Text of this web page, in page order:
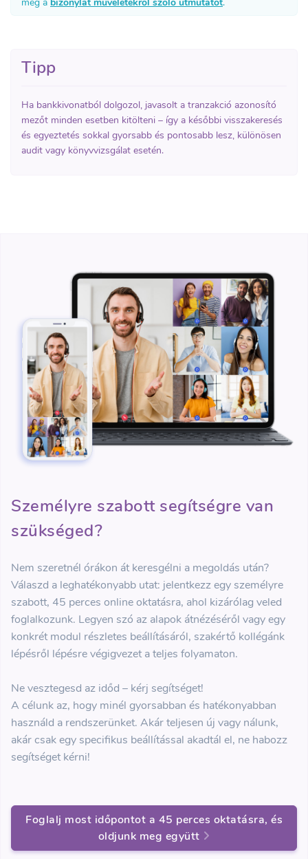
meg a bizonylat műveletekről szóló útmutatót.
Tipp
Ha bankkivonatból dolgozol, javasolt a tranzakció azonosító
mezőt minden esetben kitölteni – így a későbbi visszakeresés
és egyeztetés sokkal gyorsabb és pontosabb lesz, különösen
audit vagy könyvvizsgálat esetén.
Személyre szabott segítségre van
szükséged?
Nem szeretnél órákon át keresgélni a megoldás után?
Válaszd a leghatékonyabb utat: jelentkezz egy személyre
szabott, 45 perces online oktatásra, ahol kizárólag veled
foglalkozunk. Legyen szó az alapok átnézéséről vagy egy
konkrét modul részletes beállításáról, szakértő kollégánk
lépésről lépésre végigvezet a teljes folyamaton.
Ne vesztegesd az időd – kérj segítséget!
A célunk az, hogy minél gyorsabban és hatékonyabban
használd a rendszerünket. Akár teljesen új vagy nálunk,
akár csak egy specifikus beállítással akadtál el, ne habozz
segítséget kérni!
Foglalj most időpontot a 45 perces oktatásra, és
oldjunk meg együtt